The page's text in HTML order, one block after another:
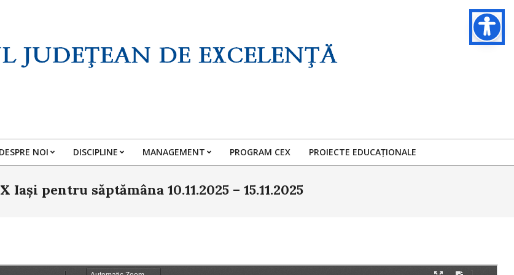
Primary
Menu
DESPRE NOI DISCIPLINE MANAGEMENT PROGRAM CEX PROIECTE EDUCAȚIONALE
Iași pentru săptămâna 10.11.2025 – 15.11.2025